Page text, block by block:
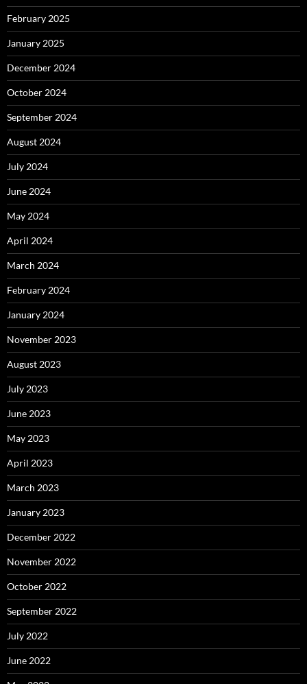
February 2025
January 2025
December 2024
October 2024
September 2024
August 2024
July 2024
June 2024
May 2024
April 2024
March 2024
February 2024
January 2024
November 2023
August 2023
July 2023
June 2023
May 2023
April 2023
March 2023
January 2023
December 2022
November 2022
October 2022
September 2022
July 2022
June 2022